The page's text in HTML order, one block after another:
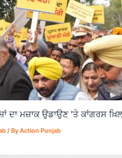
ਦਾ ਮਜ਼ਾਕ ਉਡਾਉਣ 'ਤੇ ਕਾਂਗਰਸ
/ ByAction Punjab